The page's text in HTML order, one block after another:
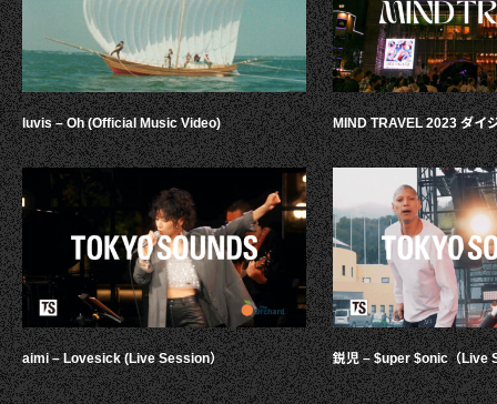
luvis – Oh (Official Music Video)
aimi – Lovesick (Live Session）
MIND TRAVEL 2023 ダイ
鋭児 – $uper $onic（Live